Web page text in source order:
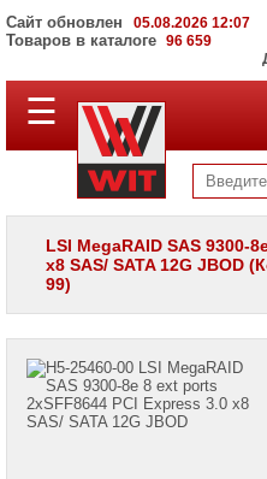
Сайт обновлен 05.08.2026 12:07
Товаров в каталоге 96 659
ПОЛНЫЙ
КАТАЛОГ
Корпоративные
серверы
WIT
Системы
хранения
данных
Мониторы
и
LCD
☰
LSI MegaRAID SAS 9300-
x8 SAS/ SATA 12G JBOD
99)